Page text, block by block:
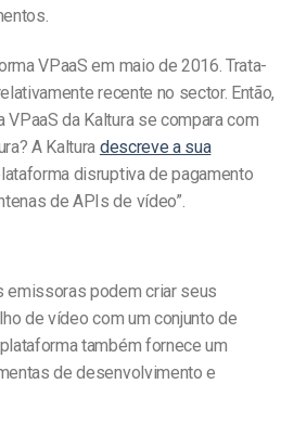
VPaaS em maio de 2016. Trata-
recente no sector. Então,
da Kaltura se compara com
A Kaltura descreve a sua
disruptiva de pagamento
de APIs de vídeo”.
emissoras podem criar seus
de vídeo com um conjunto de
também fornece um
de desenvolvimento e